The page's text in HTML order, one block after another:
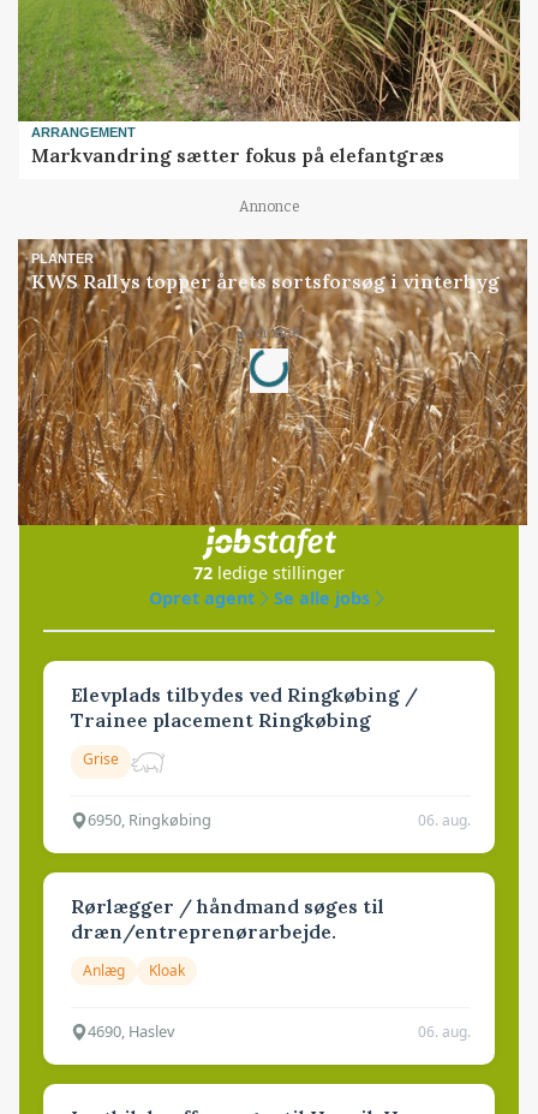
ARRANGEMENT
Markvandring sætter fokus på elefantgræs
Annonce
PLANTER
KWS Rallys topper årets sortsforsøg i vinterbyg
Annonce
Loading...
Jobs
i samarbejde med
72 ledige stillinger
Opret agent
Se alle jobs
Elevplads tilbydes ved Ringkøbing /
Trainee placement Ringkøbing
Grise
6950, Ringkøbing 06. aug.
Rørlægger / håndmand søges til
dræn/entreprenørarbejde.
Anlæg Kloak
4690, Haslev 06. aug.